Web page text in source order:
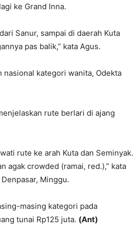
ke Grand Inna.
Sanur, sampai di daerah Kuta
pas balik,” kata Agus.
nasional kategori wanita, Odekta
rute berlari di ajang
rute ke arah Kuta dan Seminyak.
agak crowded (ramai, red.),” kata
Minggu.
masing kategori pada
tunai Rp125 juta. (Ant)